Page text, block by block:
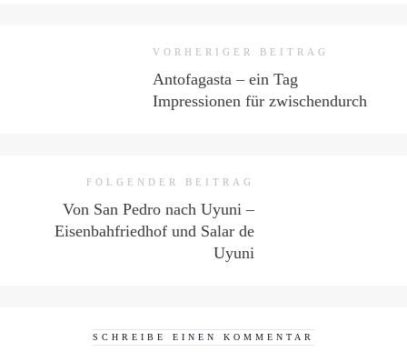
VORHERIGER BEITRAG
Antofagasta – ein Tag
Impressionen für zwischendurch
FOLGENDER BEITRAG
Von San Pedro nach Uyuni –
Eisenbahfriedhof und Salar de
Uyuni
SCHREIBE EINEN KOMMENTAR